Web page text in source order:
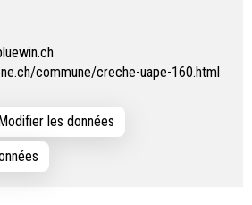
commune/creche-uape-160.html
Modifier les données